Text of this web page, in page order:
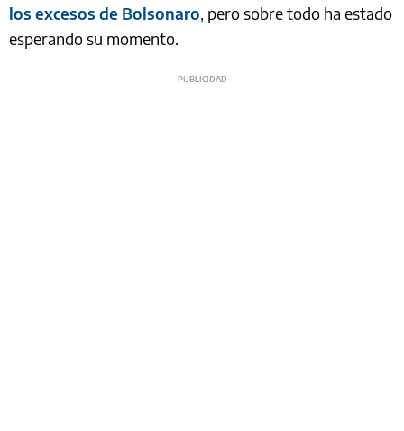
los excesos de Bolsonaro, pero sobre todo ha estado
esperando su momento.